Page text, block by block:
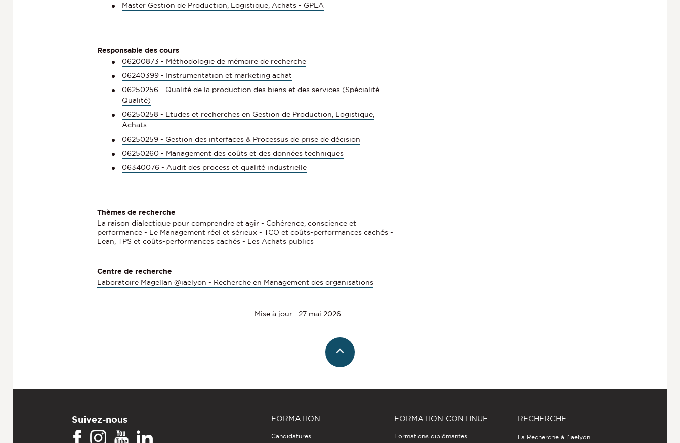
Master Gestion de Production, Logistique, Achats - GPLA
Responsable des cours
06200873 - Méthodologie de mémoire de recherche
06240399 - Instrumentation et marketing achat
06250256 - Qualité de la production des biens et des services (Spécialité
Qualité)
06250258 - Etudes et recherches en Gestion de Production, Logistique,
Achats
06250259 - Gestion des interfaces & Processus de prise de décision
06250260 - Management des coûts et des données techniques
06340076 - Audit des process et qualité industrielle
Thèmes de recherche
La raison dialectique pour comprendre et agir - Cohérence, conscience et
performance - Le Management réel et sérieux - TCO et coûts-performances cachés -
Lean, TPS et coûts-performances cachés - Les Achats publics
Centre de recherche
Laboratoire Magellan @iaelyon - Recherche en Management des organisations
Mise à jour : 27 mai 2026
Suivez-nous FORMATION
Candidatures
FORMATION CONTINUE
Formations diplômantes
RECHERCHE
La Recherche à l'iaelyon